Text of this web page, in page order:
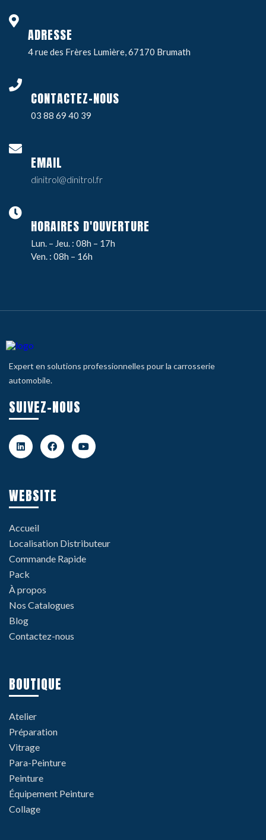
ADRESSE
4 rue des Frères Lumière, 67170 Brumath
CONTACTEZ-NOUS
03 88 69 40 39
EMAIL
dinitrol@dinitrol.fr
HORAIRES D'OUVERTURE
Lun. – Jeu. : 08h – 17h
Ven. : 08h – 16h
Expert en solutions professionnelles pour la carrosserie
automobile.
SUIVEZ-NOUS
WEBSITE
Accueil
Localisation Distributeur
Commande Rapide
Pack
À propos
Nos Catalogues
Blog
Contactez-nous
BOUTIQUE
Atelier
Préparation
Vitrage
Para-Peinture
Peinture
Équipement Peinture
Collage